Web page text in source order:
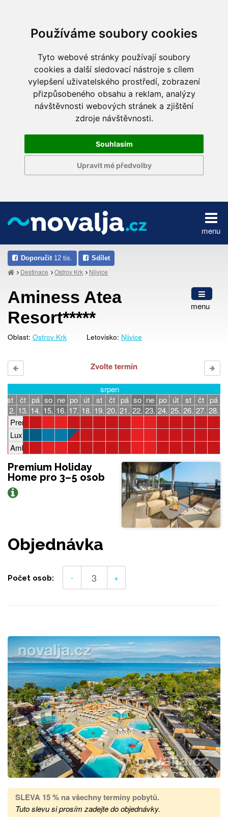
Používáme soubory cookies
Tyto webové stránky používají soubory
cookies a další sledovací nástroje s cílem
vylepšení uživatelského prostředí, zobrazení
přizpůsobeného obsahu a reklam, analýzy
návštěvnosti webových stránek a zjištění
zdroje návštěvnosti.
Souhlasím
Upravit mé předvolby
menu
Doporučit 12 tis. Sdílet
Destinace Ostrov Krk Njivice
menu
Aminess Atea
Resort*****
Oblast: Ostrov Krk Letovisko: Njivice
Zvolte termín
srpen
st čt pá so ne po út st čt pá so ne po út st čt pá
12. 13. 14. 15. 16. 17. 18. 19. 20. 21. 22. 23. 24. 25. 26. 27. 28.
Premium Holiday Home, 3–5 osob, 2 ložnice
Luxury Glamping Home, 4–5 osob, 2 ložnice
Amber Luxury Holiday Home, 4–5 osob, 2 ložnice
Premium Holiday
Home pro 3–5 osob
Objednávka
Počet osob: - +
SLEVA 15 % navšechny termíny pobytů.
Tuto slevu si prosím zadejte do objednávky.